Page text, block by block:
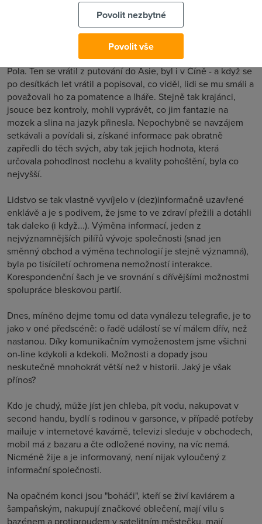
tisíc mužů a pouze 37 slonů? Přesto tento nepatrný počet
chobotnatců informačně dominuje.)
Neznalost posluchačů byl ostatně dalším problémem, který
řadu pravdivých líčení degradoval, jak známe z osudu Marca
Pola. Ten se vrátil z putování do Asie, byl i v Číně - a když se
po desítkách let vrátil a popisoval, co viděl, lidi se mu smáli a
považovali ho za pomatence a lháře. Stejně tak krajánci,
jsouce bez kontroly, mohli vyprávět, co jim fantazie na
mozek a slina na jazyk přinesla. Nepochybně se navzájem
setkávali a povídali si, získané informace pak obratně
zapředli do těch svých, aby tak jejich hodnota, která
určovala pohodlnost noclehu a kvality pohoštění, byla co
nejvyšší.
Lidstvo se tak vlastně vyvíjelo v (dez)informačně uzavřené
enklávě a je s podivem, že jsme to ve zdraví přežili a dotáhli
tak daleko (i když...). Výměna informací, jeden z
nejvýznamnějších pilířů vývoje společnosti (snad jen
směnný obchod a výměna technologií je stejně významná),
byla po tisíciletí ochromena nemožností interakce.
Korespondenční šach je ve srovnání s dřívějšími možnostmi
spolupráce bleskovou partií.
Dnes, míněno dejme tomu od data vynálezu telegrafie, je to
jako v oné předscéně: o řadě událostí se ví málem dřív, než
nastanou. Díky komunikačním vymoženostem jsme všichni
on-line kdykoli a kdekoli. Možnosti a dopady jsou
neskutečně mnohokrát větší než v historii. Jaký je však
přínos?
Kdo je chudý, může jíst jen chleba, pít vodu, nakupovat v
second handu, bydlí s rodinou v garsonce, v případě potřeby
mailuje v internetové kavárně, televizi sleduje v obchodech,
mobil má z bazaru a čte odložené noviny, na víc nemá.
Nicméně žije a je informovaný, není nijak vyloučený z
informační společnosti.
Na opačném konci jsou "boháči", kteří se živí kaviárem a
šampaňským, nakupují značkové oblečení, mají vilu s
bazénem a protiproudem v satelitním městečku, mají
Povolit nezbytné
Povolit vše